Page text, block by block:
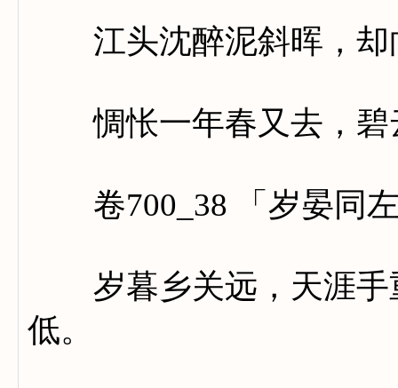
江头沈醉泥斜晖，却
惆怅一年春又去，碧
卷700_38 「岁晏同左
岁暮乡关远，天涯手
低。